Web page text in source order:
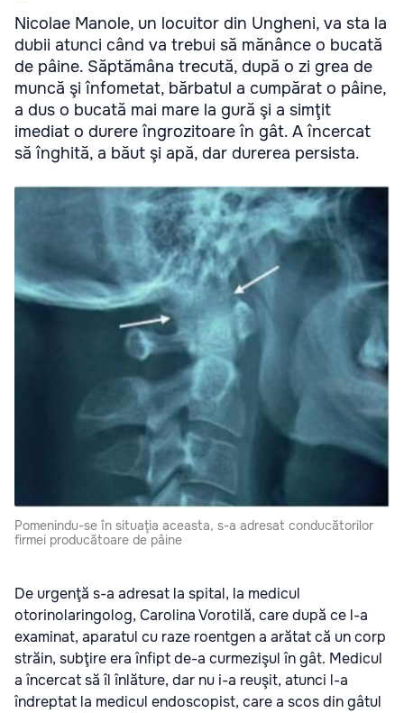
Nicolae Manole, un locuitor din Ungheni, va sta la
dubii atunci când va trebui să mănânce o bucată
de pâine. Săptămâna trecută, după o zi grea de
muncă şi înfometat, bărbatul a cumpărat o pâine,
a dus o bucată mai mare la gură şi a simţit
imediat o durere îngrozitoare în gât. A încercat
să înghită, a băut şi apă, dar durerea persista.
Pomenindu-se în situaţia aceasta, s-a adresat conducătorilor
firmei producătoare de pâine
De urgenţă s-a adresat la spital, la medicul
otorinolaringolog, Carolina Vorotilă, care după ce l-a
examinat, aparatul cu raze roentgen a arătat că un corp
străin, subţire era înfipt de-a curmezişul în gât. Medicul
a încercat să îl înlăture, dar nu i-a reuşit, atunci l-a
îndreptat la medicul endoscopist, care a scos din gâtul